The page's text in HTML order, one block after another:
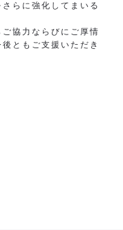
らに強化してまいる
協力ならびにご厚情
ともご支援いただき